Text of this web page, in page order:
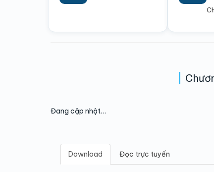
Đang cập nhật…
Download Đọc trực tuyến